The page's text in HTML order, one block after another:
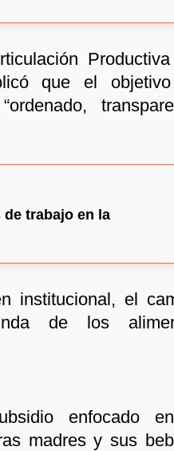
que el
trabajo en la
institucional, el
de los
enfocado
madres y sus